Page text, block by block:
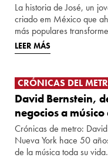
La historia de José, un
criado em México que
más populares
LEER MÁS
CRÓNICAS DEL
David Bernstein,
negocios a
Crónicas de metro:
Nueva York hace 50
de la música toda su